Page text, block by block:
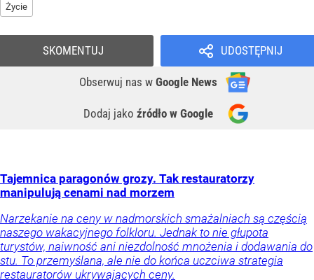
Życie
UDOSTĘPNIJ
Obserwuj nas w Google News
Dodaj jako źródło w Google
SKOMENTUJ
Tajemnica paragonów grozy. Tak restauratorzy
manipulują cenami nad morzem
Narzekanie na ceny w nadmorskich smażalniach są częścią
naszego wakacyjnego folkloru. Jednak to nie głupota
turystów, naiwność ani niezdolność mnożenia i dodawania do
stu. To przemyślana, ale nie do końca uczciwa strategia
restauratorów ukrywających ceny.